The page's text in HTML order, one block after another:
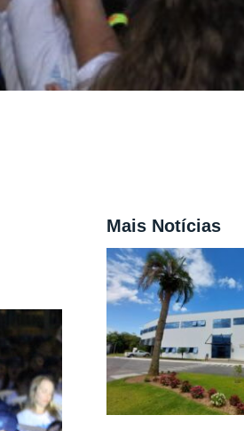
Mais Notícias